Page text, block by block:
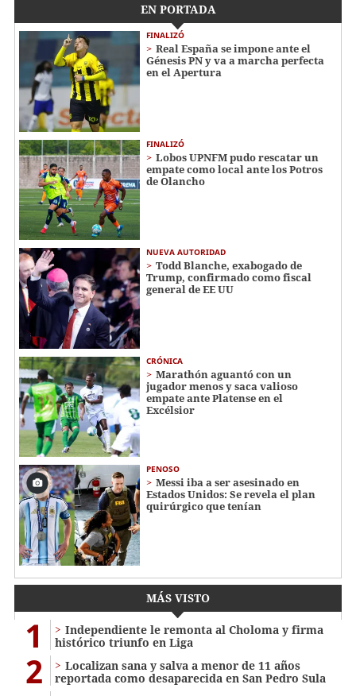
EN PORTADA
FINALIZÓ
Real España se impone ante el
Génesis PN y va a marcha perfecta
en el Apertura
FINALIZÓ
Lobos UPNFM pudo rescatar un
empate como local ante los Potros
de Olancho
NUEVA AUTORIDAD
Todd Blanche, exabogado de
Trump, confirmado como fiscal
general de EE UU
CRÓNICA
Marathón aguantó con un
jugador menos y saca valioso
empate ante Platense en el
Excélsior
PENOSO
Messi iba a ser asesinado en
Estados Unidos: Se revela el plan
quirúrgico que tenían
MÁS VISTO
1
Independiente le remonta al Choloma y firma
histórico triunfo en Liga
2
Localizan sana y salva a menor de 11 años
reportada como desaparecida en San Pedro Sula